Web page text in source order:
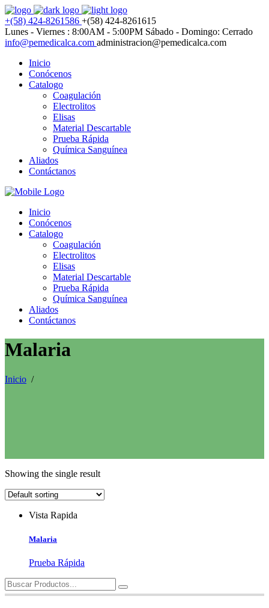
+(58) 424-8261586 +(58) 424-8261615
Lunes - Viernes : 8:00AM - 5:00PM Sábado - Domingo: Cerrado
info@pemedicalca.com administracion@pemedicalca.com
Inicio
Conócenos
Catalogo
Coagulación
Electrolitos
Elisas
Material Descartable
Prueba Rápida
Química Sanguínea
Aliados
Contáctanos
Inicio
Conócenos
Catalogo
Coagulación
Electrolitos
Elisas
Material Descartable
Prueba Rápida
Química Sanguínea
Aliados
Contáctanos
Malaria
Inicio /
Showing the single result
Vista Rapida
Malaria
Prueba Rápida
Search
for: